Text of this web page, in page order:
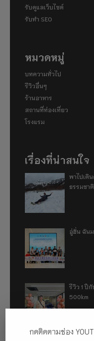
รับดูแลเว็บไซต์
รับทำ SEO
หมวดหมู่
บทความทั่วไป
รีวิวอื่นๆ
ร้านอาหาร
สถานที่ท่องเที่ยว
โรงแรม
เรื่องที่น่าสนใจ
พาไปเดิ
ธรรมชา
อู่ฮั่น ฉัน
รีวิว 1 ปี
500km
กดติดตามช่อง